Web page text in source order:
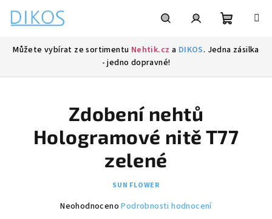
obsah
Můžete vybírat ze sortimentu Nehtik.cz a DIKOS. Jedna zásilka
- jedno dopravné!
Zdobení nehtů
Hologramové nitě T77
zelené
SUN FLOWER
Průměrné
Neohodnoceno Podrobnosti hodnocení